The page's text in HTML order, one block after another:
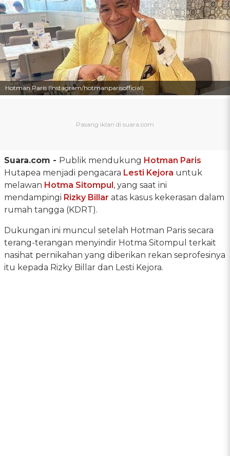
Hotman Paris (Instagram/hotmanparisofficial)
Suara.com - Publik mendukung Hotman Paris
Hutapea menjadi pengacara Lesti Kejora untuk
melawan Hotma Sitompul, yang saat ini
mendampingi Rizky Billar atas kasus kekerasan dalam
rumah tangga (KDRT).
Dukungan ini muncul setelah Hotman Paris secara
terang-terangan menyindir Hotma Sitompul terkait
nasihat pernikahan yang diberikan rekan seprofesinya
itu kepada Rizky Billar dan Lesti Kejora.